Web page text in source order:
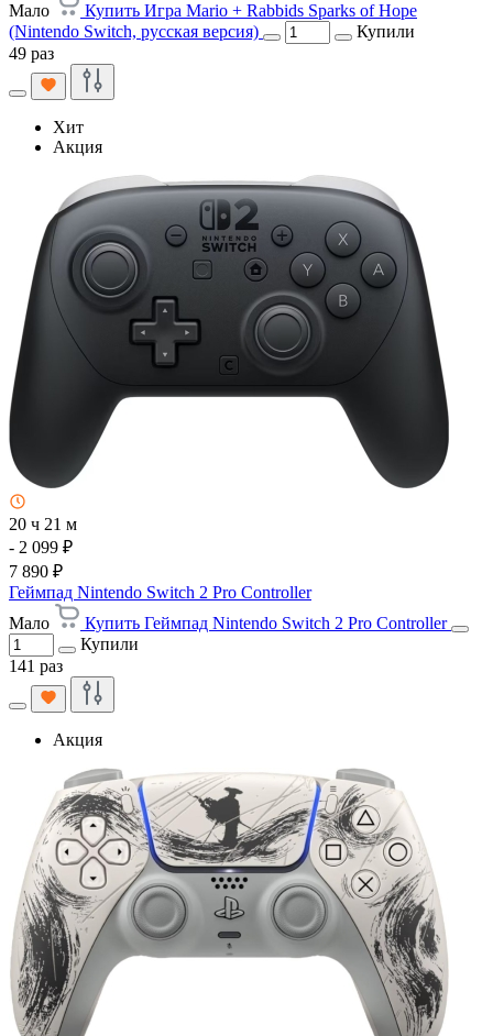
Мало
Купить Игра Mario + Rabbids Sparks of Hope
(Nintendo Switch, русская версия)
Купили
49 раз
Хит
Акция
20 ч 21 м
- 2 099 ₽
7 890 ₽
Геймпад Nintendo Switch 2 Pro Controller
Мало
Купить Геймпад Nintendo Switch 2 Pro Controller
Купили
141 раз
Акция